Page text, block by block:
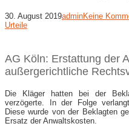
30. August 2019adminKeine
Urteile
AG Köln: Erstattung der
außergerichtliche
Die Kläger hatten bei der
verzögerte. In der Folge
Diese wurde von der Beklagten
Ersatz der Anwaltskosten.